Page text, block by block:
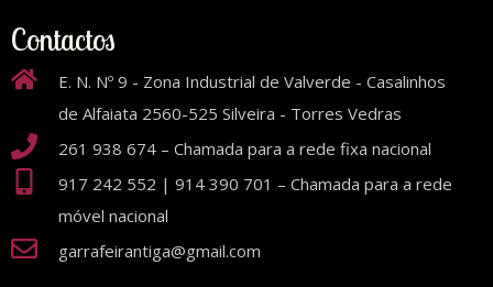
Contactos
E. N. Nº 9 - Zona Industrial de Valverde - Casalinhos
de Alfaiata 2560-525 Silveira - Torres Vedras
261 938 674 – Chamada para a rede fixa nacional
917 242 552 | 914 390 701 – Chamada para a rede
móvel nacional
garrafeirantiga@gmail.com